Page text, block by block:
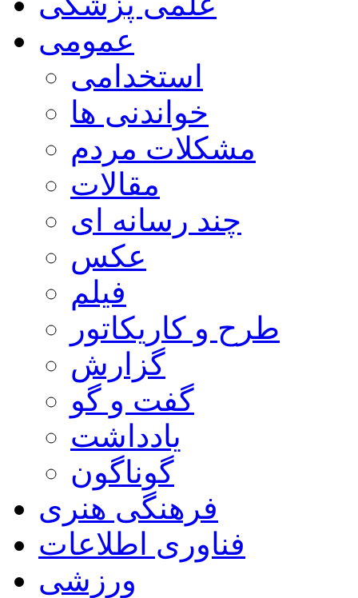
عمومی
استخدامی
خواندنی ها
مشکلات مردم
مقالات
چند رسانه ای
عکس
فیلم
طرح و کاریکاتور
گزارش
گفت و گو
یادداشت
گوناگون
فرهنگی هنری
فناوری اطلاعات
ورزشی